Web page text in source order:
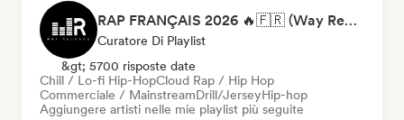
RAP FRANÇAIS 2026 🔥🇫🇷 (Way Records)
Curatore Di Playlist
&gt; 5700 risposte date
Chill / Lo-fi Hip-HopCloud Rap / Hip Hop
Commerciale / MainstreamDrill/JerseyHip-hop
Aggiungere artisti nelle mie playlist più seguite